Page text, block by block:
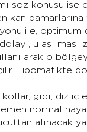
söz konusu ise
kan damarlarına
ile, optimum
o
Lipomatikte
gıdı, diz
normal
alınacak